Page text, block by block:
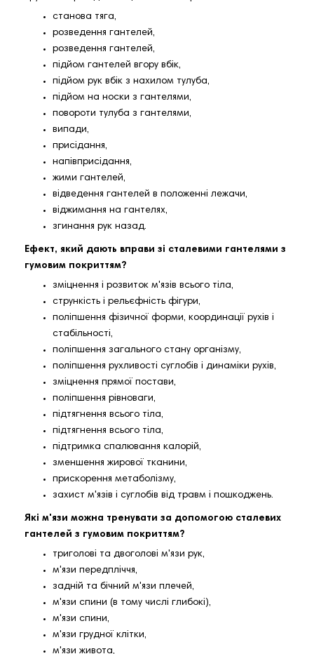
станова тяга,
розведення гантелей,
розведення гантелей,
підйом гантелей вгору вбік,
підйом рук вбік з нахилом тулуба,
підйом на носки з гантелями,
повороти тулуба з гантелями,
випади,
присідання,
напівприсідання,
жими гантелей,
відведення гантелей в положенні лежачи,
віджимання на гантелях,
згинання рук назад.
Ефект, який дають вправи зі сталевими гантелями з
гумовим покриттям?
зміцнення і розвиток м'язів всього тіла,
стрункість і рельєфність фігури,
поліпшення фізичної форми, координації рухів і
стабільності,
поліпшення загального стану організму,
поліпшення рухливості суглобів і динаміки рухів,
зміцнення прямої постави,
поліпшення рівноваги,
підтягнення всього тіла,
підтягнення всього тіла,
підтримка спалювання калорій,
зменшення жирової тканини,
прискорення метаболізму,
захист м'язів і суглобів від травм і пошкоджень.
Які м'язи можна тренувати за допомогою сталевих
гантелей з гумовим покриттям?
триголові та двоголові м'язи рук,
м'язи передпліччя,
задній та бічний м'язи плечей,
м'язи спини (в тому числі глибокі),
м'язи спини,
м'язи грудної клітки,
м'язи живота,